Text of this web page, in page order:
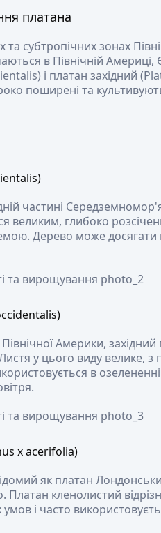
платана
субтропічних зонах
в Північній Америці,
і платан західний
поширені та
частині Середземномор'я
великим, глибоко
Дерево може досягати
Америки,
у цього виду велике,
в
x acerifolia)
як платан
Платан кленолистий
і часто